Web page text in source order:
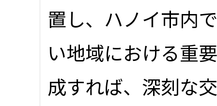
置し、ハノイ市内
い地域における重
成すれば、深刻な